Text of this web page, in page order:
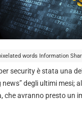
words Information
security è stata una
degli ultimi mesi;
che avranno presto un